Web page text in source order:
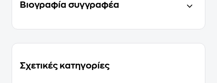
Βιογραφία συγγραφέα
Σχετικές κατηγορίες